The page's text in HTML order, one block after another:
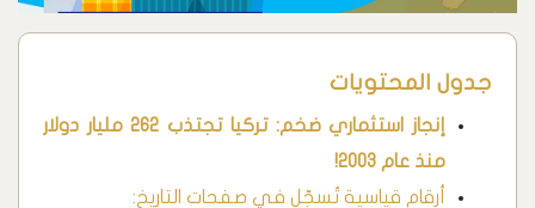
جدول المحتويات
إنجاز استثماري ضخم: تركيا تجتذب 262 مليار دولار
منذ عام 2003!
أرقام قياسية تُسجّل في صفحات التاريخ: